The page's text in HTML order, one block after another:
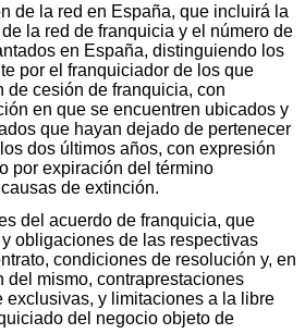
de la red en España, que incluirá la
la red de franquicia y el número de
en España, distinguiendo los
por el franquiciador de los que
de cesión de franquicia, con
en que se encuentren ubicados y
que hayan dejado de pertenecer
dos últimos años, con expresión
por expiración del término
de extinción.
del acuerdo de franquicia, que
obligaciones de las respectivas
condiciones de resolución y, en
del mismo, contraprestaciones
exclusivas, y limitaciones a la libre
del negocio objeto de